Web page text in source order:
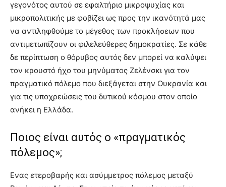
γεγονότος αυτού σε εφαλτήριο μικροψυχίας και
μικροπολιτικής με φοβίζει ως προς την ικανότητά μας
να αντιληφθούμε το μέγεθος των προκλήσεων που
αντιμετωπίζουν οι φιλελεύθερες δημοκρατίες. Σε κάθε
δε περίπτωση ο θόρυβος αυτός δεν μπορεί να καλύψει
τον κρουστό ήχο του μηνύματος Ζελένσκι για τον
πραγματικό πόλεμο που διεξάγεται στην Ουκρανία και
για τις υποχρεώσεις του δυτικού κόσμου στον οποίο
ανήκει η Ελλάδα.
Ποιος είναι αυτός ο «πραγματικός
πόλεμος»;
Ενας ετεροβαρής και ασύμμετρος πόλεμος μεταξύ